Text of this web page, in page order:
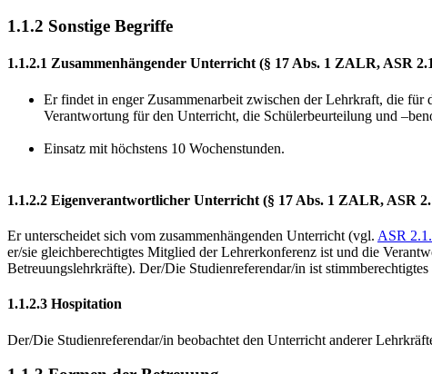
1.1.2 Sonstige Begriffe
1.1.2.1 Zusammenhängender Unterricht (§ 17 Abs. 1 ZALR, ASR
Er findet in enger Zusammenarbeit zwischen der Lehrkraft, die für
Verantwortung für den Unterricht, die Schülerbeurteilung und
Einsatz mit höchstens 10 Wochenstunden.
1.1.2.2 Eigenverantwortlicher Unterricht (§ 17 Abs. 1 ZALR, ASR
Er unterscheidet sich vom zusammenhängenden Unterricht (vgl. ASR
er/sie gleichberechtigtes Mitglied der Lehrerkonferenz ist und die
Betreuungslehrkräfte). Der/Die Studienreferendar/in ist
1.1.2.3 Hospitation
Der/Die Studienreferendar/in beobachtet den Unterricht anderer